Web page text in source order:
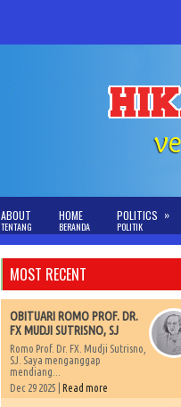
ABOUT
TENTANG
HOME
BERANDA
POLITICS
POLITIK
»
MOST RECENT
OBITUARI ROMO PROF. DR.
FX MUDJI SUTRISNO, SJ
Romo Prof. Dr. FX. Mudji Sutrisno,
SJ. Saya menganggap
mendiang...
Dec 29 2025 | Read more